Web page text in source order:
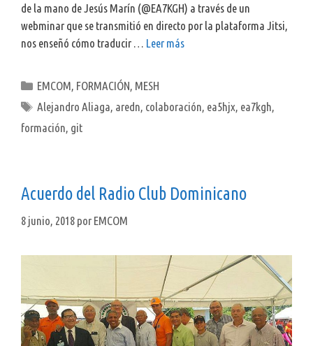
de la mano de Jesús Marín (@EA7KGH) a través de un
webminar que se transmitió en directo por la plataforma Jitsi,
nos enseñó cómo traducir … Leer más
Categorías
EMCOM, FORMACIÓN, MESH
Etiquetas
Alejandro Aliaga, aredn, colaboración, ea5hjx, ea7kgh,
formación, git
Acuerdo del Radio Club Dominicano
8 junio, 2018 por EMCOM